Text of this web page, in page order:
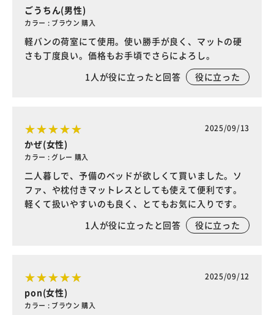
ごうちん(男性)
カラー : ブラウン 購入
軽バンの荷室にて使用。使い勝手が良く、マットの硬
さも丁度良い。価格もお手頃でさらによろし。
1人が役に立ったと回答 役に立った
2025/09/13
かぜ(女性)
カラー : グレー 購入
二人暮しで、予備のベッドが欲しくて買いました。ソ
ファ、や枕付きマットレスとしても使えて便利です。
軽くて扱いやすいのも良く、とてもお気に入りです。
1人が役に立ったと回答 役に立った
2025/09/12
pon(女性)
カラー : ブラウン 購入